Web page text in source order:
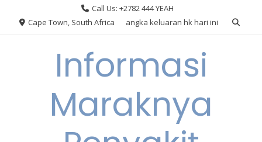
Call Us: +2782 444 YEAH
Cape Town, South Africa
angka keluaran hk hari ini
Informasi
Maraknya